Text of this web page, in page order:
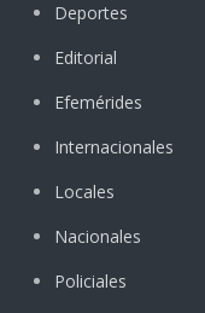
Deportes
Editorial
Efemérides
Internacionales
Locales
Nacionales
Policiales